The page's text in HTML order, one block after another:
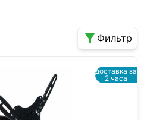
 Фильтр
доставка за
2 часа